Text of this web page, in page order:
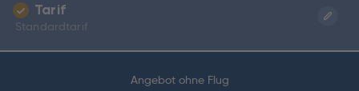
Angebot ohne Flug
Tarif
Standardtarif